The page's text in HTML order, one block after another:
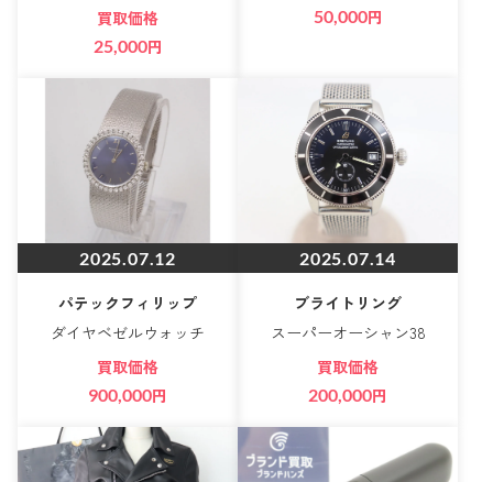
買取価格
25,000円
50,000円
2025.07.12
パテックフィリップ
ダイヤベゼルウォッチ
買取価格
900,000円
2025.07.14
ブライトリング
スーパーオーシャン38
買取価格
200,000円